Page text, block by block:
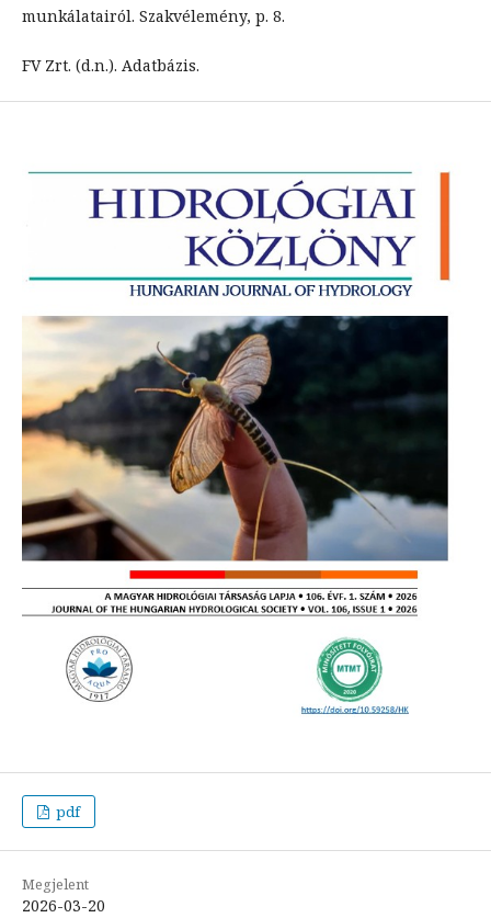
munkálatairól. Szakvélemény, p. 8.
FV Zrt. (d.n.). Adatbázis.
pdf
Megjelent
2026-03-20